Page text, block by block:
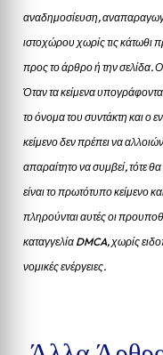
αναδημοσίευση,
ιστοχώρου χωρίς τις κάτωθι
προς το άρθρο ή την σελίδα.Ο
Όταν τα κείμενα
το όνομα του συντάκτη και ο
κείμενο δεν πρέπει να
απαραίτητο να συμβεί, τότε
είναι το πρωτότυπο κείμενο
πληρούνται αυτές οι
καταγγελία DMCA, χωρίς
νομικές ενέργειες.